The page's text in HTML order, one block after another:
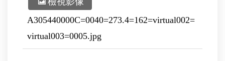
A305440000C=0040=273.4=162=virtual002=
virtual003=0005.jpg